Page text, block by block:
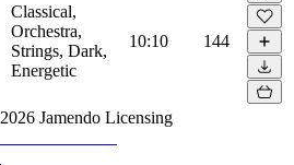
Classical,
Orchestra,
Strings, Dark,
Energetic
10:10 144
2026 Jamendo Licensing